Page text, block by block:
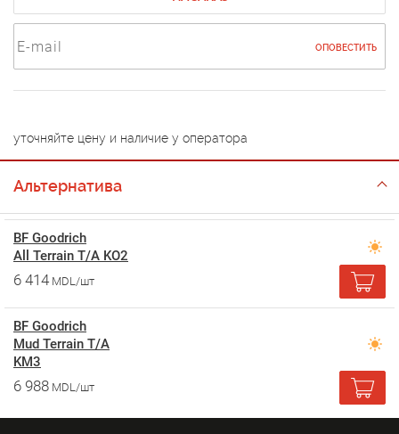
ОПОВЕСТИТЬ
уточняйте цену и наличие у оператора
Альтернатива
BF Goodrich
All Terrain T/A KO2
6 414 MDL/шт
BF Goodrich
Mud Terrain T/A
KM3
6 988 MDL/шт